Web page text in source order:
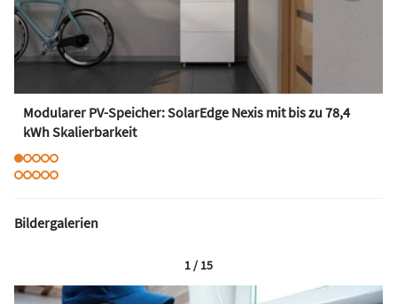
Modularer PV-Speicher: SolarEdge Nexis mit bis zu 78,4
kWh Skalierbarkeit
Bildergalerien
1 / 15